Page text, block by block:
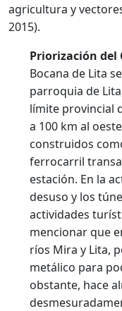
agricultura y
2015).
Priorización del
Bocana de Lita
parroquia de
límite provincial
a 100 km al
construidos
ferrocarril
estación. En la
desuso y los
actividades
mencionar que
ríos Mira y Lita,
metálico para
obstante, hace